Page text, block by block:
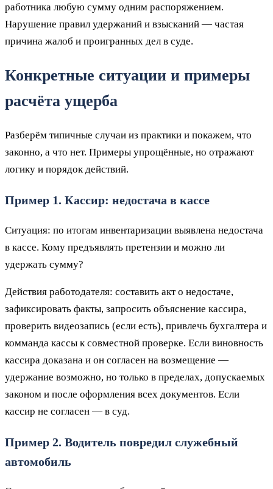
работника любую сумму одним распоряжением.
Нарушение правил удержаний и взысканий — частая
причина жалоб и проигранных дел в суде.
Конкретные ситуации и примеры
расчёта ущерба
Разберём типичные случаи из практики и покажем, что
законно, а что нет. Примеры упрощённые, но отражают
логику и порядок действий.
Пример 1. Кассир: недостача в кассе
Ситуация: по итогам инвентаризации выявлена недостача
в кассе. Кому предъявлять претензии и можно ли
удержать сумму?
Действия работодателя: составить акт о недостаче,
зафиксировать факты, запросить объяснение кассира,
проверить видеозапись (если есть), привлечь бухгалтера и
комманда кассы к совместной проверке. Если виновность
кассира доказана и он согласен на возмещение —
удержание возможно, но только в пределах, допускаемых
законом и после оформления всех документов. Если
кассир не согласен — в суд.
Пример 2. Водитель повредил служебный
автомобиль